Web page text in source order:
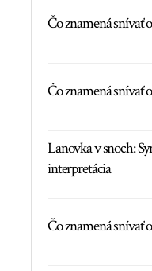
Čo znamená snívať
Čo znamená snívať
Lanovka v snoch:
interpretácia
Čo znamená snívať